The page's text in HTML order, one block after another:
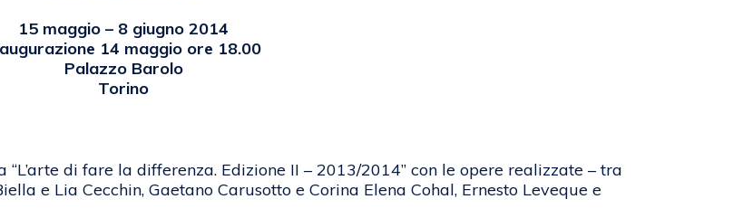
15 maggio – 8 giugno 2014
14 maggio ore 18.00
Palazzo Barolo
Torino
di fare la differenza. Edizione II – 2013/2014” con le opere realizzate – tra
e Lia Cecchin, Gaetano Carusotto e Corina Elena Cohal, Ernesto Leveque e